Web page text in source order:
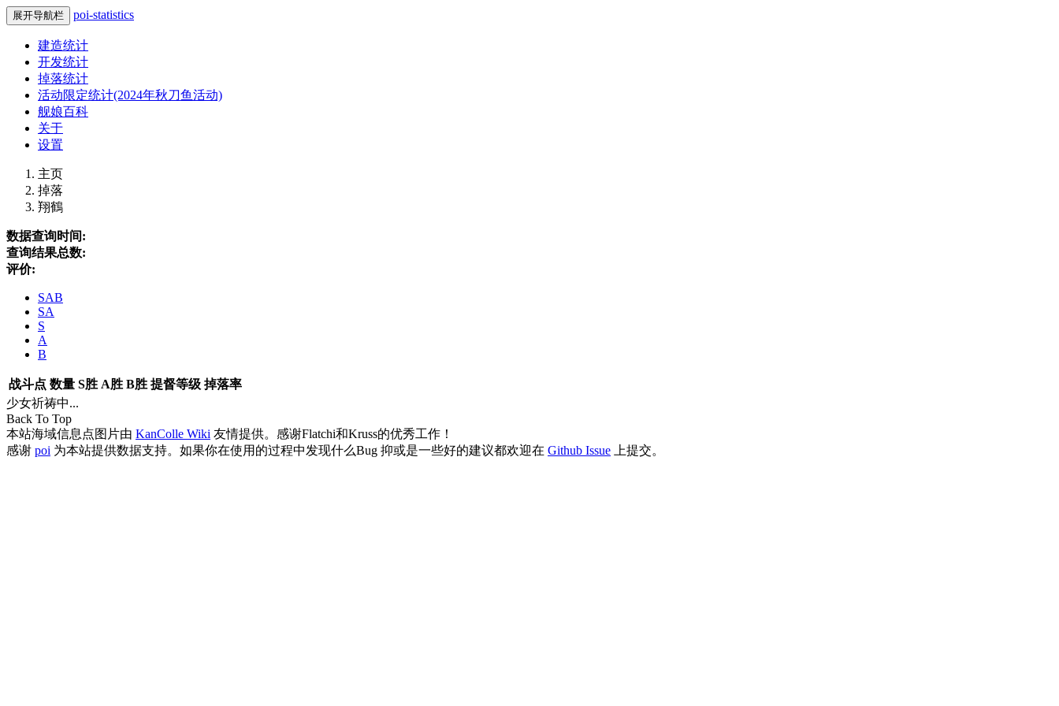
展开导航栏 poi-statistics
建造统计
开发统计
掉落统计
活动限定统计(2024年秋刀鱼活动)
舰娘百科
关于
设置
主页
掉落
翔鶴
数据查询时间:
查询结果总数:
评价:
SAB
SA
S
A
B
战斗点 数量 S胜 A胜 B胜 提督等级 掉落率
少女祈祷中...
Back To Top
本站海域信息点图片由 KanColle Wiki 友情提供。感谢Flatchi和Kruss的优秀工作！
感谢 poi 为本站提供数据支持。如果你在使用的过程中发现什么Bug 抑或是一些好的建议都欢迎在 Github Issue 上提交。